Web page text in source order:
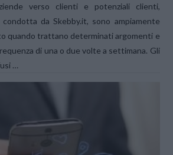
verso clienti e potenziali clienti,
condotta da Skebby.it, sono ampiamente
quando trattano determinati argomenti e
di una o due volte a settimana. Gli
…